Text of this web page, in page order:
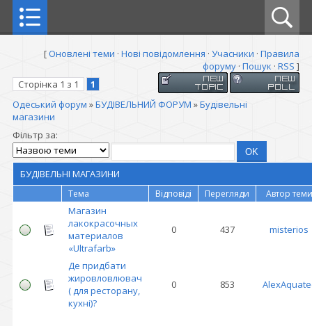
[Оновлені теми · Нові повідомлення · Учасники · Правила
форуму · Пошук · RSS ]
Сторінка 1 з 1
1
Одеський форум »БУДІВЕЛЬНИЙ ФОРУМ »Будівельні
магазини
Фільтр за:
БУДІВЕЛЬНІ МАГАЗИНИ
Тема Відповіді Перегляди Автор теми
Магазин
лакокрасочных
материалов
«Ultrafarb»
0 437 misterios
Де придбати
жировловлювач
( для ресторану,
кухні)?
0 853